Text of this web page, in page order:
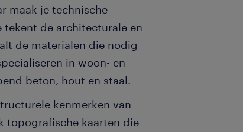
maak je technische
de architecturale en
de materialen die nodig
in woon- en
beton, hout en staal.
kenmerken van
topografische kaarten die